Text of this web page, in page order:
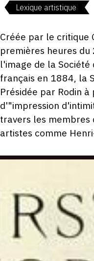
Lexique artistique
Créée par le critique
premières heures
l'image de la
français en 1884, la
Présidée par Rodin
d'"impression
travers les membres
artistes comme